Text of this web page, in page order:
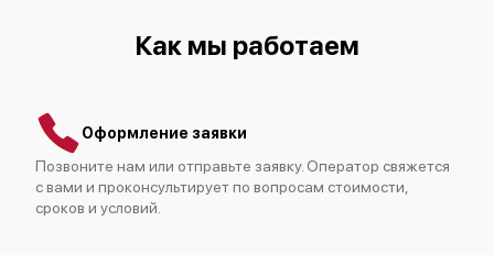
Как мы работаем
Оформление заявки
Позвоните нам или отправьте заявку. Оператор свяжется
с вами и проконсультирует по вопросам стоимости,
сроков и условий.